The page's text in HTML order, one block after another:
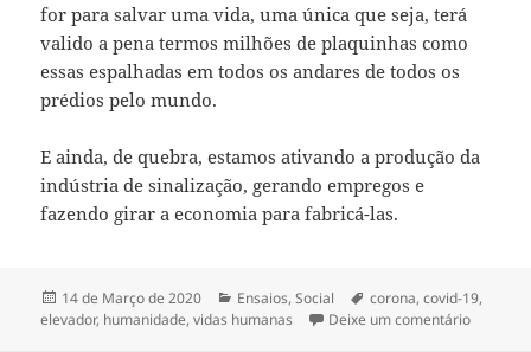
for para salvar uma vida, uma única que seja, terá
valido a pena termos milhões de plaquinhas como
essas espalhadas em todos os andares de todos os
prédios pelo mundo.
E ainda, de quebra, estamos ativando a produção da
indústria de sinalização, gerando empregos e
fazendo girar a economia para fabricá-las.
Publicado
a
14 de Março de 2020 Categorias
Ensaios,Social Etiquetas
corona,covid-19,
elevador, humanidade,vidas humanas Deixe um comentáriosobre